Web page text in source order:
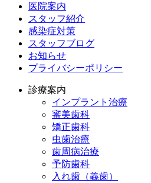
医院案内
スタッフ紹介
感染症対策
スタッフブログ
お知らせ
プライバシーポリシー
診療案内
インプラント治療
審美歯科
矯正歯科
虫歯治療
歯周病治療
予防歯科
入れ歯（義歯）